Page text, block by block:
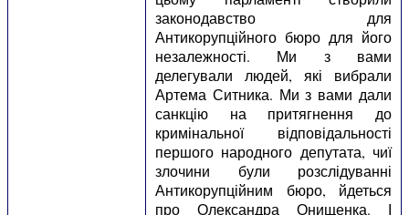
законодавство для
Антикорупційного бюро для його
незалежності. Ми з вами
делегували людей, які вибрали
Артема Ситника. Ми з вами дали
санкцію на притягнення до
кримінальної відповідальності
першого народного депутата, чиї
злочини були розслідуванні
Антикорупційним бюро, йдеться
про Олександра Онищенка. І